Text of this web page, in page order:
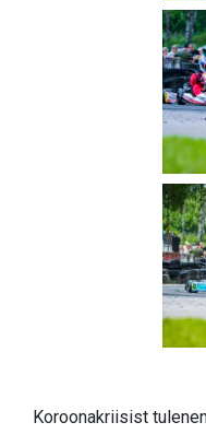
Koroonakriisist